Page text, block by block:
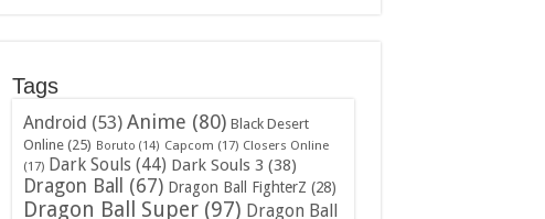
Tags
Android (53) Anime (80) Black Desert
Online(25) Boruto (14) Capcom (17) Closers Online
(17) Dark Souls(44) Dark Souls 3 (38)
Dragon Ball (67) Dragon Ball FighterZ (28)
Dragon Ball Super(97) Dragon Ball